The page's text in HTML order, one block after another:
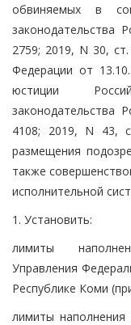
обвиняемых в
законодательства
2759; 2019, N 30,
Федерации от
юстиции
законодательства
4108; 2019, N 43,
размещения
также
исполнительной
1. Установить:
лимиты
Управления
Республике Коми
лимиты наполнения